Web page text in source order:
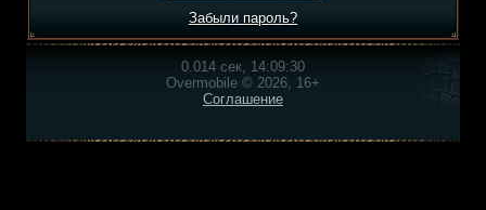
Забыли пароль?
0.014 сек, 14:09:30
Overmobile © 2026, 16+
Соглашение